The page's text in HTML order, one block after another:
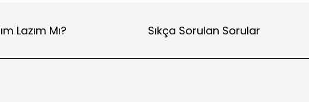
Lazım Mı? Sıkça Sorulan Sorular